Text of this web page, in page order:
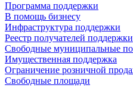
Программа поддержки
В помощь бизнесу
Инфраструктура поддержки
Реестр получателей поддержки
Свободные муниципальные
Имущественная поддержка
Ограничение розничной
Свободные площади